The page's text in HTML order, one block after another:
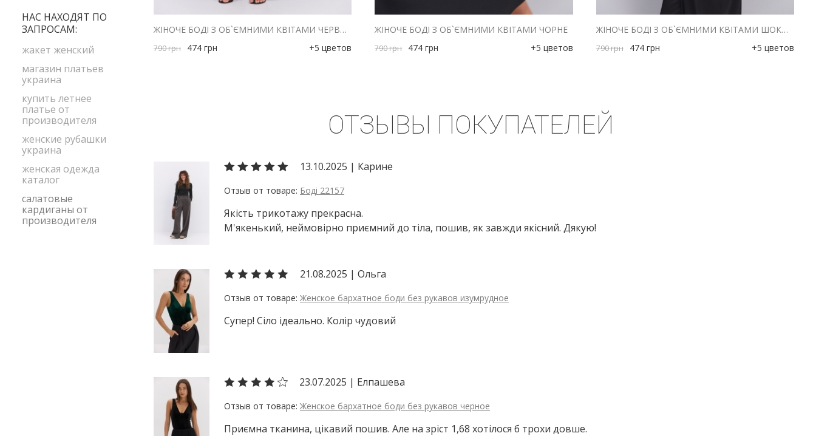
ЖІНОЧЕ БОДІ З ОБ`ЄМНИМИ КВІТАМИ ЧЕРВОНЕ
790грн 474 грн +5 цветов
ЖІНОЧЕ БОДІ З ОБ`ЄМНИМИ КВІТАМИ ЧОРНЕ
790грн 474 грн +5 цветов
ЖІНОЧЕ БОДІ З ОБ`ЄМНИМИ КВІТАМИ ШОКОЛАДНЕ
790грн 474 грн +5 цветов
ОТЗЫВЫ ПОКУПАТЕЛЕЙ
13.10.2025 | Карине
Боді 22157
Якість трикотажу прекрасна.
М'якенький, неймовірно приємний до тіла, пошив, як завжди якісний. Дякую!
21.08.2025 | Ольга
Женское бархатное боди без рукавов изумрудное
Супер! Сіло ідеально. Колір чудовий
23.07.2025 | Елпашева
Женское бархатное боди без рукавов черное
Приємна тканина, цікавий пошив. Але на зріст 1,68 хотілося б трохи довше.
S
голубой
желтый
зеленый
коричневый
красный
малиновый
оливковый
оранжевый
розовый
салатовый
серый
сиреневый
НАС НАХОДЯТ ПО
ЗАПРОСАМ:
жакет женский
магазин платьев
украина
купить летнее
платье от
производителя
женские рубашки
украина
женская одежда
каталог
салатовые
кардиганы от
производителя